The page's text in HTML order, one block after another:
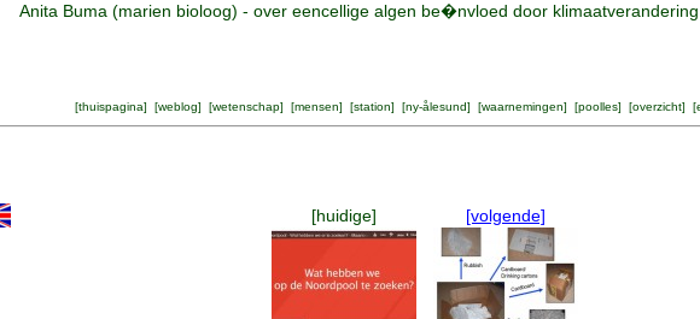
Anita Buma (marien bioloog) - over eencellige algen be�nvloed door klimaatverandering
[thuispagina] [weblog] [wetenschap] [mensen] [station] [ny-ålesund] [waarnemingen] [poolles] [overzicht] [
[huidige] [volgende]